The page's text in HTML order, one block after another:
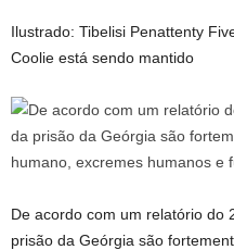
Ilustrado: Tibelisi Penattenty
Coolie está sendo mantido
De acordo com um relatório do
prisão da Geórgia são